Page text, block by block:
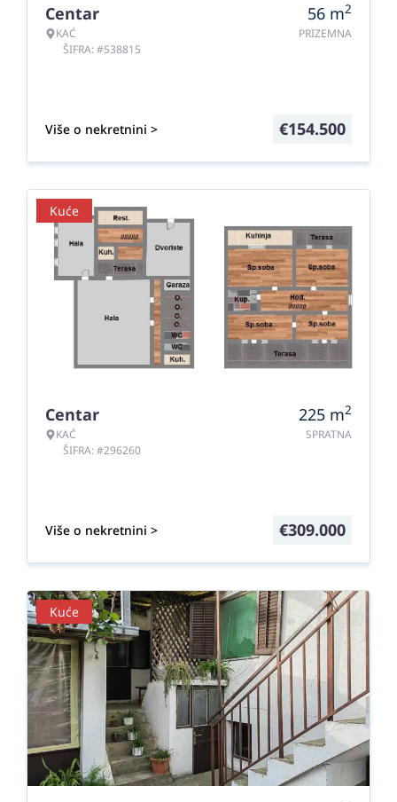
Centar
KAĆ
ŠIFRA: #538815
56 m2
PRIZEMNA
Više o nekretnini > €154.500
Kuće
Centar
KAĆ
ŠIFRA: #296260
225 m2
SPRATNA
Više o nekretnini > €309.000
Kuće